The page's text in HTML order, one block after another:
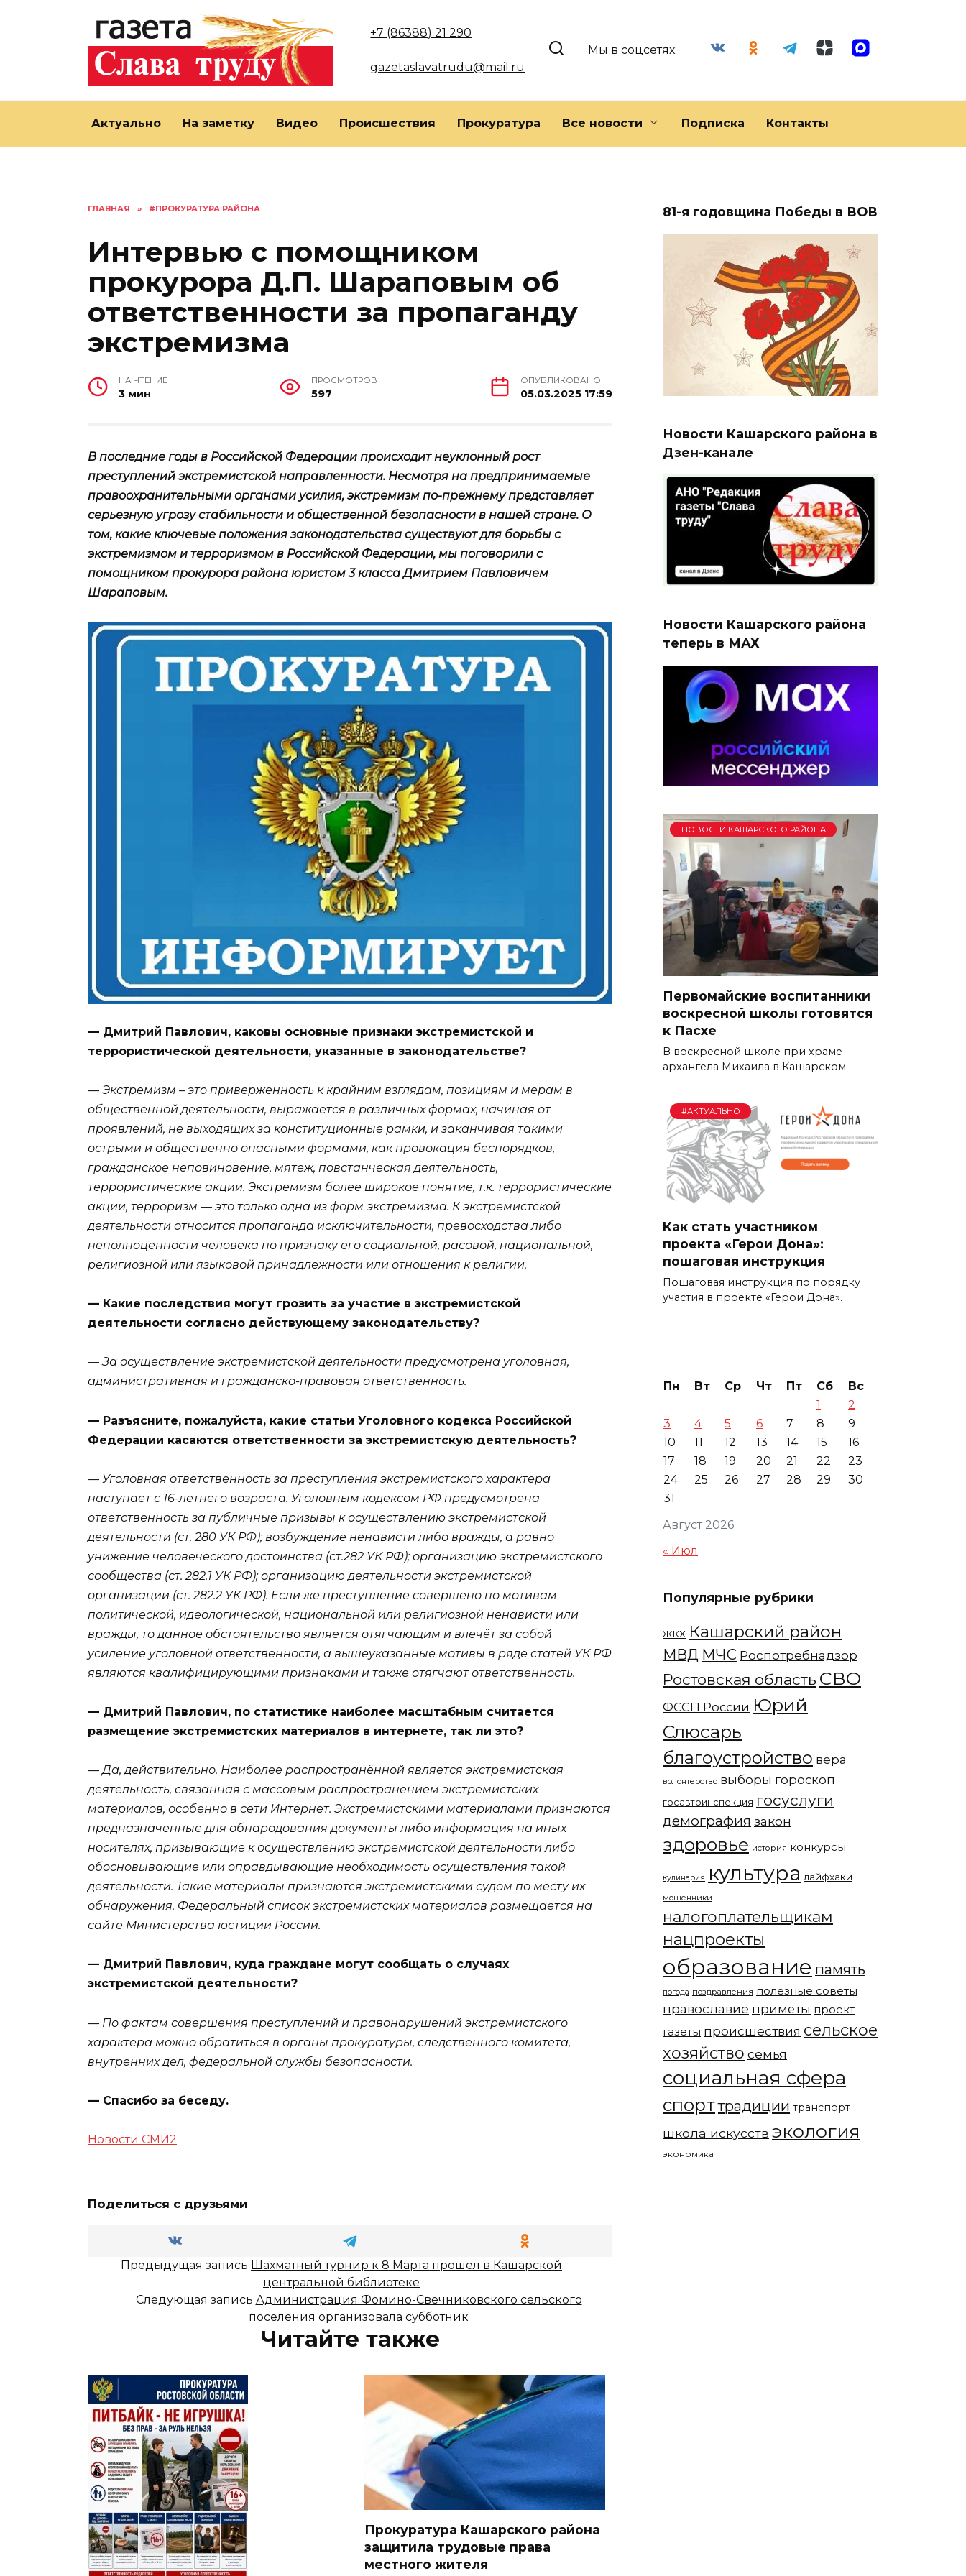
+7 (86388) 21 290
gazetaslavatrudu@mail.ru
Мы в соцсетях:
Актуально На заметку Видео Происшествия Прокуратура Все новости Подписка Контакты
ГЛАВНАЯ » #ПРОКУРАТУРА РАЙОНА
Интервью с помощником
прокурора Д.П. Шараповым об
ответственности за пропаганду
экстремизма
НА ЧТЕНИЕ
3 мин
ПРОСМОТРОВ
597
ОПУБЛИКОВАНО
05.03.2025 17:59
В последние годы в Российской Федерации происходит неуклонный рост
преступлений экстремистской направленности. Несмотря на предпринимаемые
правоохранительными органами усилия, экстремизм по-прежнему представляет
серьезную угрозу стабильности и общественной безопасности в нашей стране. О
том, какие ключевые положения законодательства существуют для борьбы с
экстремизмом и терроризмом в Российской Федерации, мы поговорили с
помощником прокурора района юристом 3 класса Дмитрием Павловичем
Шараповым.
— Дмитрий Павлович, каковы основные признаки экстремистской и
террористической деятельности, указанные в законодательстве?
— Экстремизм – это приверженность к крайним взглядам, позициям и мерам в
общественной деятельности, выражается в различных формах, начиная от
проявлений, не выходящих за конституционные рамки, и заканчивая такими
острыми и общественно опасными формами, как провокация беспорядков,
гражданское неповиновение, мятеж, повстанческая деятельность,
террористические акции. Экстремизм более широкое понятие, т.к. террористические
акции, терроризм — это только одна из форм экстремизма. К экстремистской
деятельности относится пропаганда исключительности, превосходства либо
неполноценности человека по признаку его социальной, расовой, национальной,
религиозной или языковой принадлежности или отношения к религии.
— Какие последствия могут грозить за участие в экстремистской
деятельности согласно действующему законодательству?
— За осуществление экстремистской деятельности предусмотрена уголовная,
административная и гражданско-правовая ответственность.
— Разъясните, пожалуйста, какие статьи Уголовного кодекса Российской
Федерации касаются ответственности за экстремистскую деятельность?
— Уголовная ответственность за преступления экстремистского характера
наступает с 16-летнего возраста. Уголовным кодексом РФ предусмотрена
ответственность за публичные призывы к осуществлению экстремистской
деятельности (ст. 280 УК РФ); возбуждение ненависти либо вражды, а равно
унижение человеческого достоинства (ст.282 УК РФ); организацию экстремистского
сообщества (ст. 282.1 УК РФ); организацию деятельности экстремистской
организации (ст. 282.2 УК РФ). Если же преступление совершено по мотивам
политической, идеологической, национальной или религиозной ненависти или
вражды, то данное обстоятельство является отягчающим и влечёт за собой
усиление уголовной ответственности, а вышеуказанные мотивы в ряде статей УК РФ
являются квалифицирующими признаками и также отягчают ответственность.
— Дмитрий Павлович, по статистике наиболее масштабным считается
размещение экстремистских материалов в интернете, так ли это?
— Да, действительно. Наиболее распространённой является экстремистская
деятельность, связанная с массовым распространением экстремистских
материалов, особенно в сети Интернет. Экстремистскими материалами признаются
предназначенные для обнародования документы либо информация на иных
носителях, призывающие к осуществлению экстремистской деятельности либо
обосновывающие или оправдывающие необходимость осуществления такой
деятельности. Такие материалы признаются экстремистскими судом по месту их
обнаружения. Федеральный список экстремистских материалов размещается на
сайте Министерства юстиции России.
— Дмитрий Павлович, куда граждане могут сообщать о случаях
экстремистской деятельности?
— По фактам совершения преступлений и правонарушений экстремистского
характера можно обратиться в органы прокуратуры, следственного комитета,
внутренних дел, федеральной службы безопасности.
— Спасибо за беседу.
Новости СМИ2
Поделиться с друзьями
Предыдущая запись Шахматный турнир к 8 Марта прошел в Кашарской
центральной библиотеке
Следующая запись Администрация Фомино-Свечниковского сельского
поселения организовала субботник
Читайте также
Прокуратура Кашарского района
защитила трудовые права
местного жителя
81-я годовщина Победы в ВОВ
Новости Кашарского района в
Дзен-канале
Новости Кашарского района
теперь в МАХ
НОВОСТИ КАШАРСКОГО РАЙОНА
Первомайские воспитанники
воскресной школы готовятся
к Пасхе
В воскресной школе при храме
архангела Михаила в Кашарском
#АКТУАЛЬНО
Как стать участником
проекта «Герои Дона»:
пошаговая инструкция
Пошаговая инструкция по порядку
участия в проекте «Герои Дона».
Август 2026
Пн Вт Ср Чт Пт Сб
Вс
1
2
3
4 5 6 7 8
9
10
11 12 13 14 15
16
17
18 19 20 21 22
23
24
25 26 27 28 29
30
31
« Июл
Популярные рубрики
ЖКХ Кашарский район
МВД МЧС Роспотребнадзор
Ростовская область СВО
ФССП России Юрий
Слюсарь
благоустройство вера
волонтерство выборы гороскоп
госавтоинспекция госуслуги
демография закон
здоровье история конкурсы
кулинария культура лайфхаки
мошенники
налогоплательщикам
нацпроекты
образование память
погода поздравления полезные советы
православие приметы проект
газеты происшествия сельское
хозяйство семья
социальная сфера
спорттрадиции транспорт
школа искусств экология
экономика